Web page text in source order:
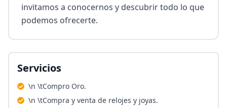
invitamos a conocernos y descubrir todo lo que
podemos ofrecerte.
Servicios
\n \tCompro Oro.
\n \tCompra y venta de relojes y joyas.